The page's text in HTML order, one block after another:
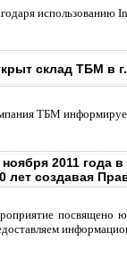
использованию
склад ТБМ в
ТБМ
ноября 2011 года
лет создавая
посвящено